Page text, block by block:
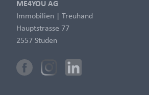
ME4YOU AG
Immobilien | Treuhand
Hauptstrasse 77
2557 Studen
FacebookInstagramLinkedIn